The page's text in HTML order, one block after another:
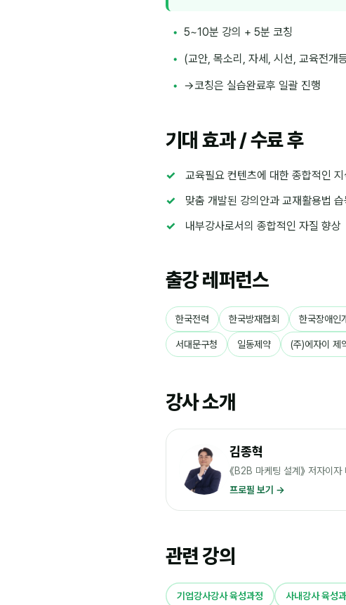
5~10분 강의 + 5분 코칭
(교안, 목소리, 자세, 시선, 교육전개
→코칭은 실습완료후 일괄 진행
기대 효과 / 수료 후
교육필요 컨텐츠에 대한 종합적인
맞춤 개발된 강의안과 교재활용법 습
내부강사로서의 종합적인 자질 향상
출강 레퍼런스
한국전력 한국방재협회 한국장애인
서대문구청 일동제약 (주)에자이 제
강사 소개
김종혁
《B2B 마케팅 설계》 저자이
프로필 보기 →
관련 강의
기업강사강사 육성과정 사내강사 육성